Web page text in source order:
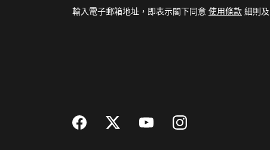
郵
輸入電子郵箱地址，即表示閣下同意 使用條款 細則及